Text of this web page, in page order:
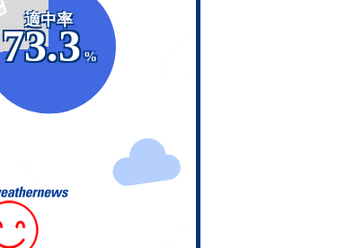
適中率
73.3
%